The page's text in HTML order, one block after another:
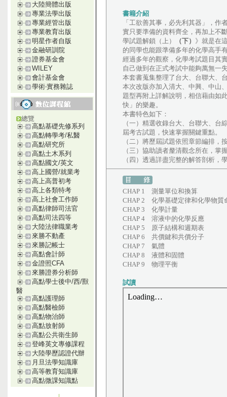
大陸簡體出版
專業法學出版
專業經管出版
專業教育出版
明星作者自版
金融研訓院
證券基金會
WILEY
會計基金會
學術‧實務雜誌
總覽
高點基礎先修系列
高點轉學考/私醫
高點研究所
高點土木系列
高點國文/英文
高上國營/就業考
高上高普初考
高上各類特考
高上社會工作師
高點律師司法官
高點司法四等
大陸法律職業考
來勝不動產
來勝記帳士
高點會計師
金證照CFA
來勝證券分析師
高點學士後中/西/獸
醫
高點護理師
高點醫檢師
高點物治師
高點放射師
高點公共衛生師
登峰英文專修課程
大陸學歷認證代辦
月旦法學知識庫
高等教育知識庫
高點微課知識點
書籍介紹
「工欲善其事，必先利其器」，
實只要準備的資料齊全，再加上不
學試題解鎖（上）
（下） 》就是在
的同學也能跟準備多年的化學高手
經過多年的觀察，化學考試題目其
自己做到在正式考試中能夠萬無一
本套書蒐集整理了台大、台聯大、
本次改版亦加入清大、中興、中山
題型再附上詳解說明，相信藉由如
快」的樂趣。
本書特色如下：
（一）精選收錄台大、台聯大、
屆考古試題，快速掌握關鍵重點。
（二）將歷屆試題依照章節編排
（三）協助讀者釐清觀念所在，掌
（四）透過詳盡完整的解答剖析，
CHAP 1 測量單位和換算
CHAP 2 化學基礎定律和化學物質
CHAP 3 化學計量
CHAP 4 溶液中的化學反應
CHAP 5 原子結構和週期表
CHAP 6 共價鍵和共價分子
CHAP 7 氣體
CHAP 8 液體和固體
CHAP 9 物理平衡
試讀